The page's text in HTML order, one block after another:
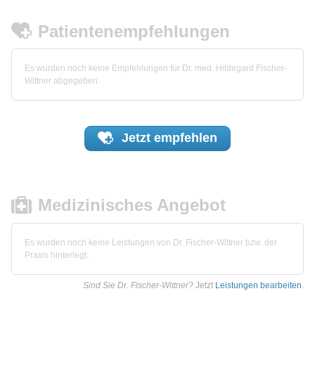
Patientenempfehlungen
Es wurden noch keine Empfehlungen für Dr. med. Hildegard Fischer-
Wittner abgegeben.
Jetzt empfehlen
Medizinisches Angebot
Es wurden noch keine Leistungen von Dr. Fischer-Wittner bzw. der
Praxis hinterlegt.
Sind Sie Dr. Fischer-Wittner? Jetzt Leistungen bearbeiten.